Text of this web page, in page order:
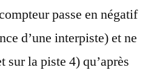
passe en négatif
d’une interpiste) et ne
la piste 4) qu’après